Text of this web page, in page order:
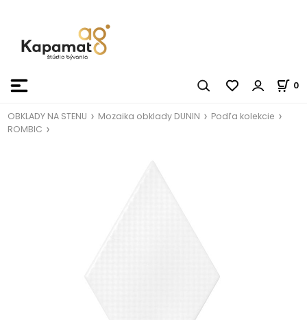
0
OBKLADY NA STENU Mozaika obklady DUNIN
Podľa kolekcie
ROMBIC